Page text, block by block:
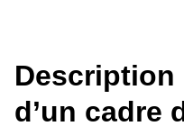
d’un cadre